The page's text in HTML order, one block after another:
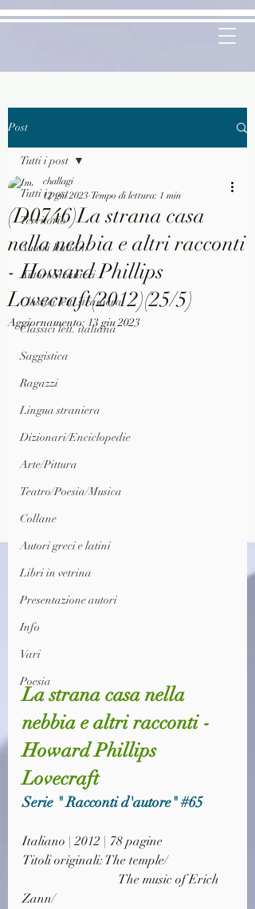
Post
Tutti i post
Territorio
Autori Italiani
Autori Stranieri
Classici lett. straniera
Classici lett. italiana
Saggistica
Ragazzi
Lingua straniera
Dizionari/Enciclopedie
Arte/Pittura
Teatro/Poesia/Musica
Collane
Autori greci e latini
Libri in vetrina
Presentazione autori
Info
Vari
Poesia
Tutti i post
(D0746)La strana casa
nella nebbia e altri racconti
- Howard Phillips
Lovecraft(2012)(25/5)
challagi
12 giu 2023 Tempo di lettura: 1 min
Aggiornamento: 13 giu 2023
La strana casa nella
nebbia e altri racconti -
Howard Phillips
Lovecraft
Serie " Racconti d'autore" #65
Italiano | 2012 | 78 pagine
Titoli originali: The temple/
Zann/